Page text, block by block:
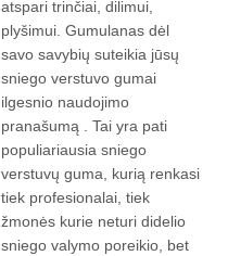
atspari trinčiai, dilimui,
plyšimui. Gumulanas dėl
savo savybių suteikia jūsų
sniego verstuvo gumai
ilgesnio naudojimo
pranašumą . Tai yra pati
populiariausia sniego
verstuvų guma, kurią renkasi
tiek profesionalai, tiek
žmonės kurie neturi didelio
sniego valymo poreikio, bet